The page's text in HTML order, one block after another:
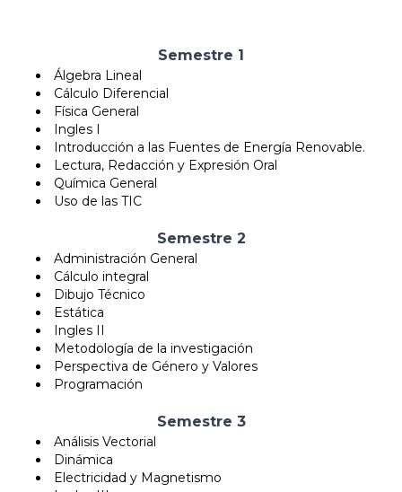
Semestre 1
Álgebra Lineal
Cálculo Diferencial
Física General
Ingles I
Introducción a las Fuentes de Energía Renovable.
Lectura, Redacción y Expresión Oral
Química General
Uso de las TIC
Semestre 2
Administración General
Cálculo integral
Dibujo Técnico
Estática
Ingles II
Metodología de la investigación
Perspectiva de Género y Valores
Programación
Semestre 3
Análisis Vectorial
Dinámica
Electricidad y Magnetismo